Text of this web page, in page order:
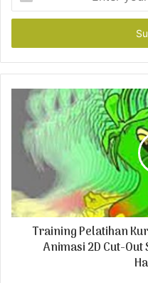
t
r
y
a
d
Training Pelatihan
Animasi 2D Cut-